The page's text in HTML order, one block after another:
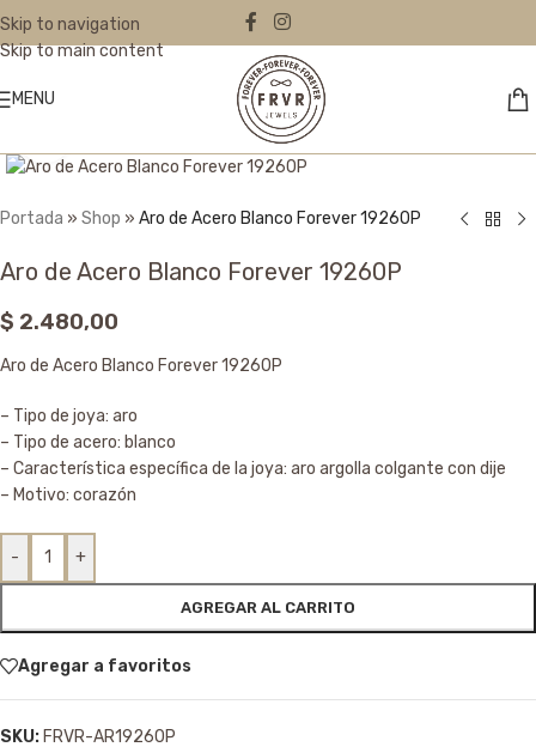
Skip to navigation
Skip to main content
MENU
Portada » Shop » Aro de Acero Blanco Forever 19260P
Aro de Acero Blanco Forever 19260P
$ 2.480,00
Aro de Acero Blanco Forever 19260P
– Tipo de joya: aro
– Tipo de acero: blanco
– Característica específica de la joya: aro argolla colgante con dije
– Motivo: corazón
- +
AGREGAR AL CARRITO
Agregar a favoritos
SKU: FRVR-AR19260P